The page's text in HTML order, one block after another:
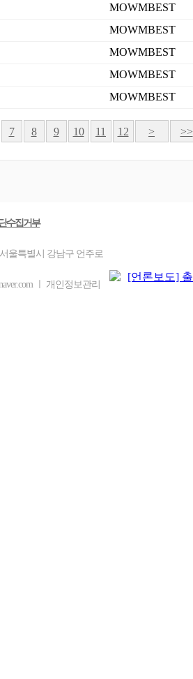
MOWMBEST
MOWMBEST
MOWMBEST
MOWMBEST
MOWMBEST
7 8 9 10 11 12 > >>
수집거부
울특별시 강남구 언주로
ㅣ 개인정보관리